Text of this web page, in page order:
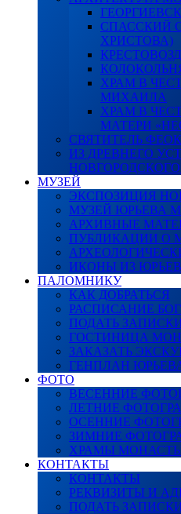
СПАССКИЙ
ХРИСТОВА)
ХРАМ В
МИХАИЛА
ХРАМ В
МАТЕРИ
СВЯТИТЕЛЬ
ИЗ ДРЕВНЕГО
МУЗЕЙ
ЭКСПОЗИЦИЯ
МУЗЕЙ ЮРЬЕВА
АРХИВНЫЕ
ПУБЛИКАЦИИ О
ИКОНЫ ИЗ
ПАЛОМНИКУ
КАК ДОБРАТЬСЯ
РАСПИСАНИЕ
ПОДАТЬ
ГОСТИНИЦА
ЗАКАЗАТЬ
ГЕНПЛАН
ФОТО
ВЕСЕННИЕ
ЛЕТНИЕ
ОСЕННИЕ
ЗИМНИЕ
ХРАМЫ
КОНТАКТЫ
КОНТАКТЫ
РЕКВИЗИТЫ И
ПОДАТЬ